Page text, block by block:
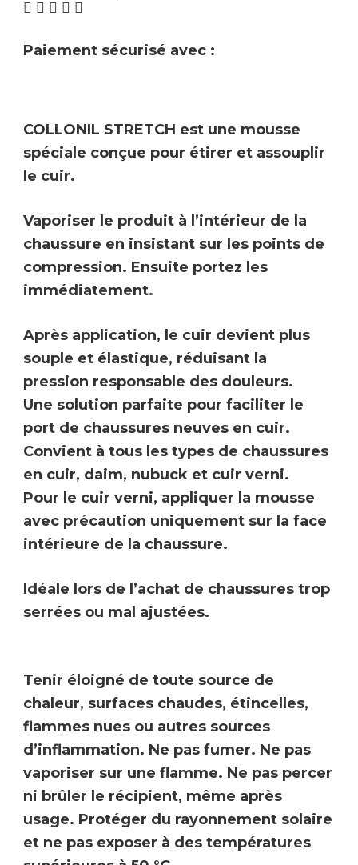
Paiement sécurisé avec :
COLLONIL STRETCH est une mousse
spéciale conçue pour étirer et assouplir
le cuir.
Vaporiser le produit à l’intérieur de la
chaussure en insistant sur les points de
compression. Ensuite portez les
immédiatement.
Après application, le cuir devient plus
souple et élastique, réduisant la
pression responsable des douleurs.
Une solution parfaite pour faciliter le
port de chaussures neuves en cuir.
Convient à tous les types de chaussures
en cuir, daim, nubuck et cuir verni.
Pour le cuir verni, appliquer la mousse
avec précaution uniquement sur la face
intérieure de la chaussure.
Idéale lors de l’achat de chaussures trop
serrées ou mal ajustées.
Tenir éloigné de toute source de
chaleur, surfaces chaudes, étincelles,
flammes nues ou autres sources
d’inflammation. Ne pas fumer. Ne pas
vaporiser sur une flamme. Ne pas percer
ni brûler le récipient, même après
usage. Protéger du rayonnement solaire
et ne pas exposer à des températures